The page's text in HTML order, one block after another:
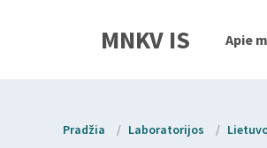
MNKV IS Apie
Pradžia / Laboratorijos /